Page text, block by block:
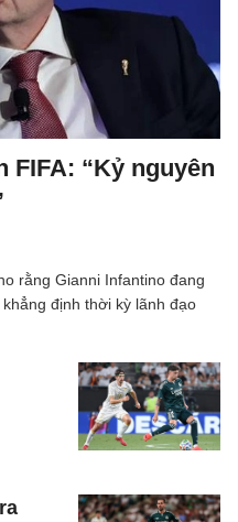
FIFA: “Kỷ nguyên
rằng Gianni Infantino đang
định thời kỳ lãnh đạo